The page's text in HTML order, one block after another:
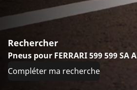
Rechercher
Pneus pour FERRARI 599 599 SA
Compléter ma recherche